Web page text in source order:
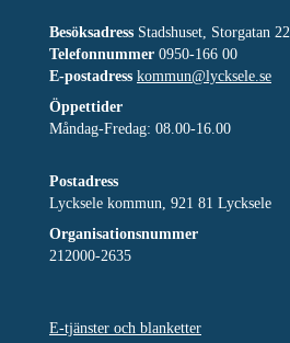
Besöksadress Stadshuset, Storgatan 22
Telefonnummer 0950-166 00
E-postadress kommun@lycksele.se
Öppettider
Måndag-Fredag: 08.00-16.00
Postadress
Lycksele kommun, 921 81 Lycksele
Organisationsnummer
212000-2635
E-tjänster och blanketter